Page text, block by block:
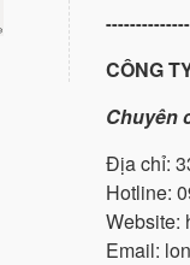
CÔNG
Chuyên
Địa chỉ:
Hotline:
Website:
Email: